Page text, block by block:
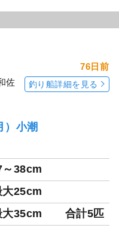
佐
76日前
釣り船詳細を見る
）小潮
～38cm
大25cm
大35cm 合計5匹